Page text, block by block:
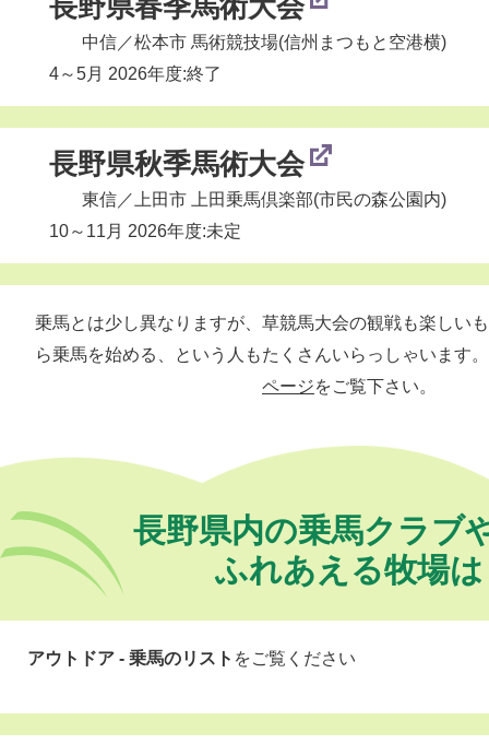
長野県春季馬術大会
中信 ／松本市 馬術競技場(信州まつもと空港横)
4～5月 2026年度:終了
長野県秋季馬術大会
東信 ／上田市 上田乗馬倶楽部(市民の森公園内)
10～11月 2026年度:未定
乗馬とは少し異なりますが、草競馬大会の観戦も楽しい
ら乗馬を始める、という人もたくさんいらっしゃいます。
ページをご覧下さい。
長野県内の乗馬クラブ
ふれあえる牧場は
アウトドア - 乗馬のリスト をご覧ください